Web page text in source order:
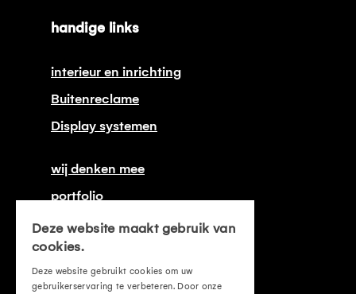
handige links
interieur en inrichting
Buitenreclame
Display systemen
wij denken mee
portfolio
onze certificeringen
contact
offerte aanvragen
Deze website maakt gebruik van
cookies.
Deze website gebruikt cookies om uw
gebruikerservaring te verbeteren. Door onze